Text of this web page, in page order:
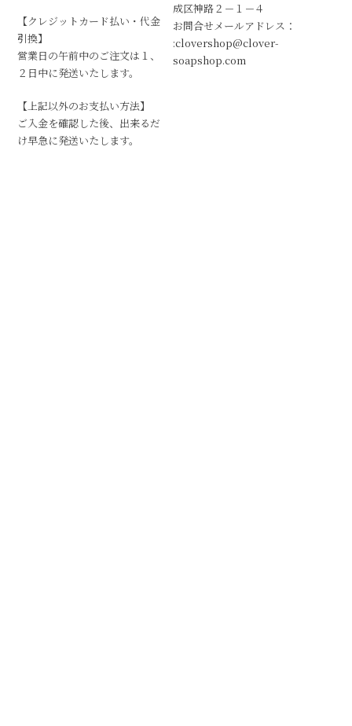
【クレジットカード払い・代金
引換】
営業日の午前中のご注文は１、
２日中に発送いたします。
【上記以外のお支払い方法】
ご入金を確認した後、出来るだ
け早急に発送いたします。
成区神路２－１－４
お問合せメールアドレス：
:clovershop@clover-
soapshop.com